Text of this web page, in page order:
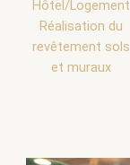
Hôtel/Logement
Réalisation du
revêtement sols
et muraux